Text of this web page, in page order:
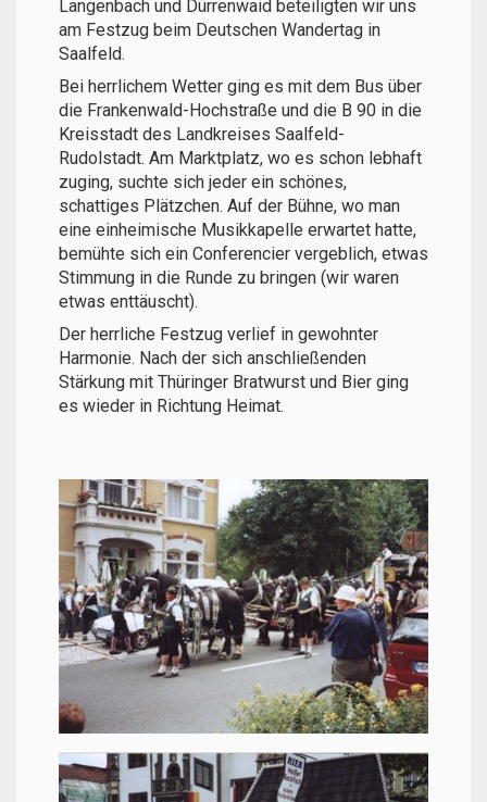
Langenbach und Dürrenwaid beteiligten wir uns
am Festzug beim Deutschen Wandertag in
Saalfeld.
Bei herrlichem Wetter ging es mit dem Bus über
die Frankenwald-Hochstraße und die B 90 in die
Kreisstadt des Landkreises Saalfeld-
Rudolstadt. Am Marktplatz, wo es schon lebhaft
zuging, suchte sich jeder ein schönes,
schattiges Plätzchen. Auf der Bühne, wo man
eine einheimische Musikkapelle erwartet hatte,
bemühte sich ein Conferencier vergeblich, etwas
Stimmung in die Runde zu bringen (wir waren
etwas enttäuscht).
Der herrliche Festzug verlief in gewohnter
Harmonie. Nach der sich anschließenden
Stärkung mit Thüringer Bratwurst und Bier ging
es wieder in Richtung Heimat.